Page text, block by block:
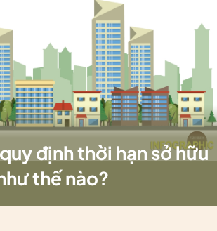
định thời hạn sở hữu
thế nào?